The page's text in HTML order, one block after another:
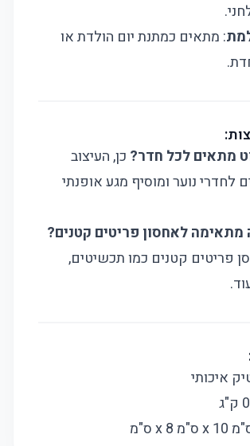
: מתאים כמתנת יום הולדת או
מתאים לכל חדר? כן, העיצוב
לחדרי נוער ומוסיף מגע אופנתי
לאחסון פריטים קטנים?
פריטים קטנים כמו תכשיטים,
איכותי